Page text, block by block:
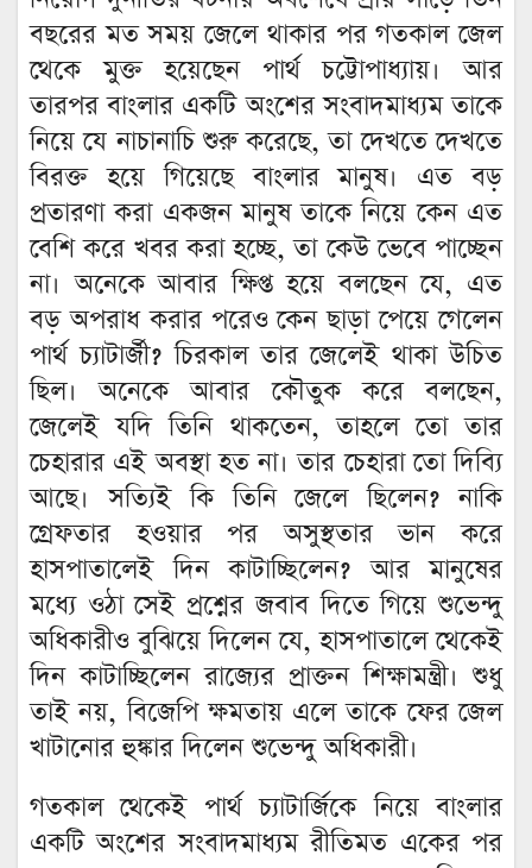
বছরের মত সময় জেলে থাকার পর গতকাল জেল
থেকে মুক্ত হয়েছেন পার্থ চট্টোপাধ্যায়। আর
তারপর বাংলার একটি অংশের সংবাদমাধ্যম তাকে
নিয়ে যে নাচানাচি শুরু করেছে, তা দেখতে দেখতে
বিরক্ত হয়ে গিয়েছে বাংলার মানুষ। এত বড়
প্রতারণা করা একজন মানুষ তাকে নিয়ে কেন এত
বেশি করে খবর করা হচ্ছে, তা কেউ ভেবে পাচ্ছেন
না। অনেকে আবার ক্ষিপ্ত হয়ে বলছেন যে, এত
বড় অপরাধ করার পরেও কেন ছাড়া পেয়ে গেলেন
পার্থ চ্যাটার্জী? চিরকাল তার জেলেই থাকা উচিত
ছিল। অনেকে আবার কৌতুক করে বলছেন,
জেলেই যদি তিনি থাকতেন, তাহলে তো তার
চেহারার এই অবস্থা হত না। তার চেহারা তো দিব্যি
আছে। সত্যিই কি তিনি জেলে ছিলেন? নাকি
গ্রেফতার হওয়ার পর অসুস্থতার ভান করে
হাসপাতালেই দিন কাটাচ্ছিলেন? আর মানুষের
মধ্যে ওঠা সেই প্রশ্নের জবাব দিতে গিয়ে শুভেন্দু
অধিকারীও বুঝিয়ে দিলেন যে, হাসপাতালে থেকেই
দিন কাটাচ্ছিলেন রাজ্যের প্রাক্তন শিক্ষামন্ত্রী। শুধু
তাই নয়, বিজেপি ক্ষমতায় এলে তাকে ফের জেল
খাটানোর হুঙ্কার দিলেন শুভেন্দু অধিকারী।
গতকাল থেকেই পার্থ চ্যাটার্জিকে নিয়ে বাংলার
একটি অংশের সংবাদমাধ্যম রীতিমত একের পর